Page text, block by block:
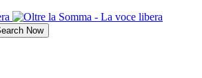
Now